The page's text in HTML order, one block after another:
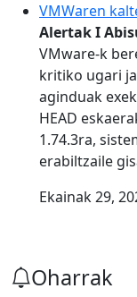
VMWaren
Alertak I
VMware-k
kritiko ugari
aginduak
HEAD
1.74.3ra,
erabiltzaile
Ekainak 29,
Oharrak